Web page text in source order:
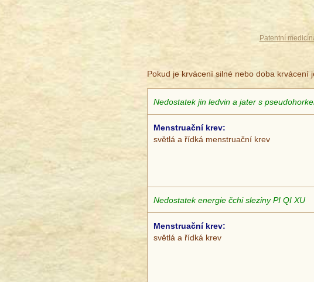
Patentní
Pokud je krvácení silné nebo doba krvácení
Nedostatek jin ledvin a jater s
Menstruační krev:
světlá a řídká menstruační krev
Nedostatek energie čchi sleziny PI QI XU
Menstruační krev:
světlá a řídká krev